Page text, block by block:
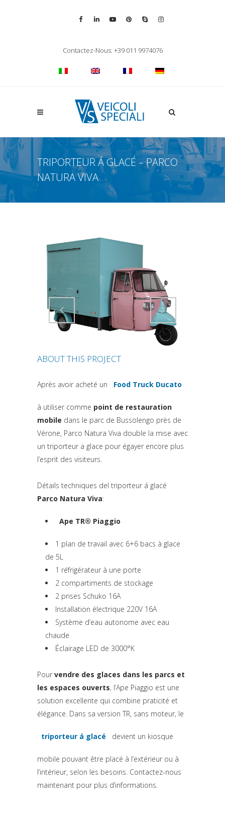
Contactez-Nous: +39 011 9974076
Apri la ricerca
TRIPORTEUR Á GLACÉ – PARCO
NATURA VIVA
Attiva comando Attiva comando
ABOUT THIS PROJECT
Après avoir acheté un Food Truck Ducato
(si apre in una nuova
à utiliser comme point de restauration
mobile dans le parc de Bussolengo près de
Vérone, Parco Natura Viva double la mise avec
un triporteur a glace pour égayer encore plus
l’esprit des visiteurs.
Détails techniques del triporteur á glacé
Parco Natura Viva:
Ape TR® Piaggio
(si apre in una nuova scheda)
1 plan de travail avec 6+6 bacs à glace
de 5L
1 réfrigérateur à une porte
2 compartiments de stockage
2 prises Schuko 16A
Installation électrique 220V 16A
Système d’eau autonome avec eau
chaude
Éclairage LED de 3000°K
Pour vendre des glaces dans les parcs et
les espaces ouverts, l’Ape Piaggio est une
solution excellente qui combine praticité et
élégance. Dans sa version TR, sans moteur, le
triporteur á glacé devient un kiosque
mobile pouvant être placé à l’extérieur ou à
l’intérieur, selon les besoins. Contactez-nous
maintenant pour plus d’informations.